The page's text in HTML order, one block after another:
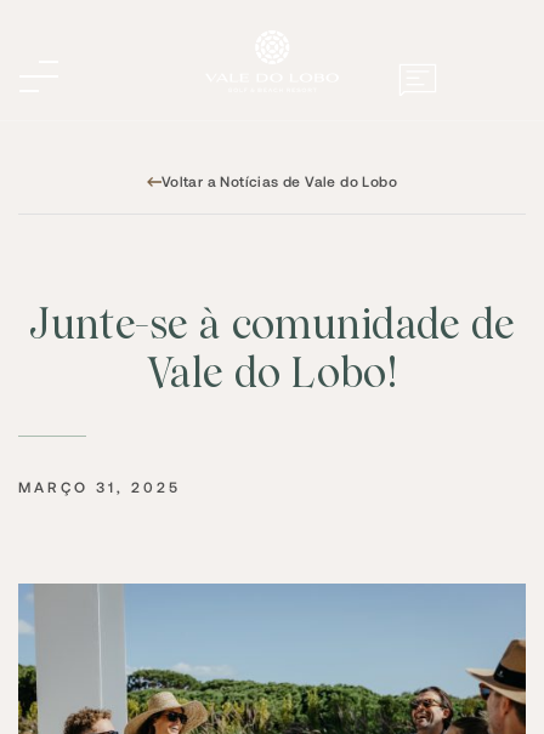
Voltar a Notícias de Vale do Lobo
Junte-se à comunidade de
Vale do Lobo!
MARÇO 31, 2025